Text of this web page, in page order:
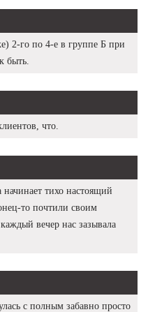
2-го по 4-е в группе Б при
быть.
что.
тихо настоящий
то почтили своим
вечер нас зазывала
с полным забавно просто